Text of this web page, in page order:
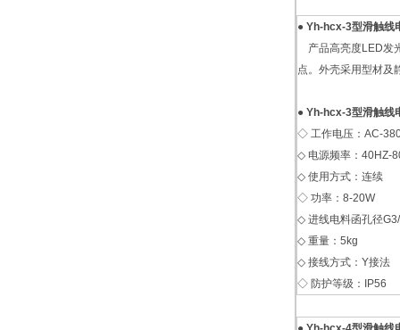
● Yh-hcx-3型滑触线
产品高亮度LED发
点。外壳采用型材及
● Yh-hcx-3型滑触线
◇ 工作电压：AC-
◇ 电源频率：40HZ-
◇ 使用方式：连续
◇ 功率：8-20W
◇ 进线电料函孔径G3/
◇ 重量：5kg
◇ 接线方式：Y接法
◇ 防护等级：IP56